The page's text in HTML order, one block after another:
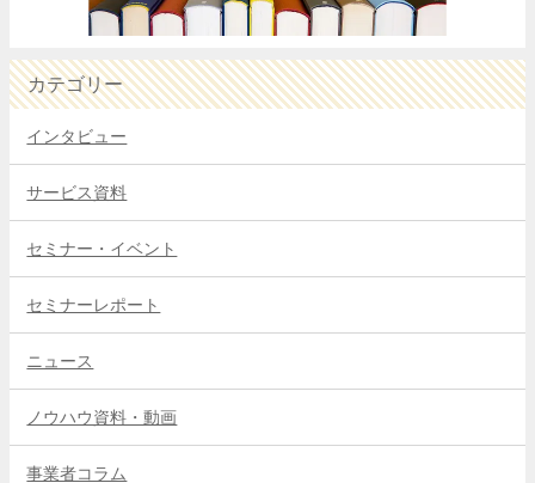
カテゴリー
インタビュー
サービス資料
セミナー・イベント
セミナーレポート
ニュース
ノウハウ資料・動画
事業者コラム